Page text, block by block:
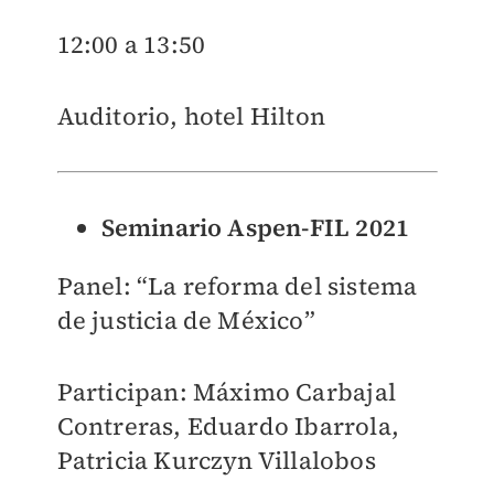
12:00 a 13:50
Auditorio, hotel Hilton
Seminario Aspen-FIL 2021
Panel: “La reforma del sistema
de justicia de México”
Participan: Máximo Carbajal
Contreras, Eduardo Ibarrola,
Patricia Kurczyn Villalobos